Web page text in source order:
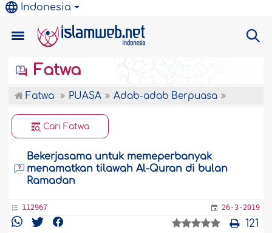
Indonesia
Fatwa
Fatwa PUASA Adab-adab Berpuasa
Cari Fatwa
Bekerjasama untuk memeperbanyak
menamatkan tilawah Al-Quran di bulan
Ramadan
112967 26-3-2019
121